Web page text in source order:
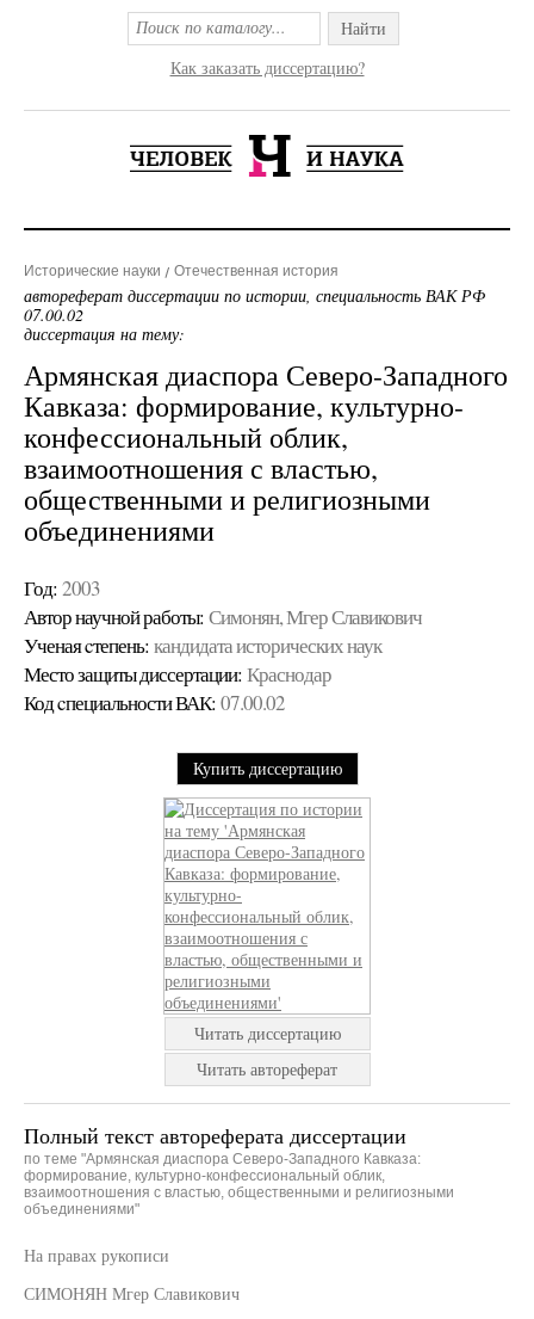
Найти
Как заказать диссертацию?
Исторические науки Отечественная история
автореферат диссертации по истории, специальность ВАК РФ
07.00.02
диссертация на тему:
Армянская диаспора Северо-Западного
Кавказа: формирование, культурно-
конфессиональный облик,
взаимоотношения с властью,
общественными и религиозными
объединениями
Год: 2003
Автор научной работы: Симонян, Мгер Славикович
Ученая cтепень: кандидата исторических наук
Место защиты диссертации: Краснодар
Код cпециальности ВАК: 07.00.02
Купить диссертацию
Читать диссертацию
Читать автореферат
Полный текст автореферата диссертации
по теме "Армянская диаспора Северо-Западного Кавказа:
формирование, культурно-конфессиональный облик,
взаимоотношения с властью, общественными и религиозными
объединениями"
На правах рукописи
СИМОНЯН Мгер Славикович